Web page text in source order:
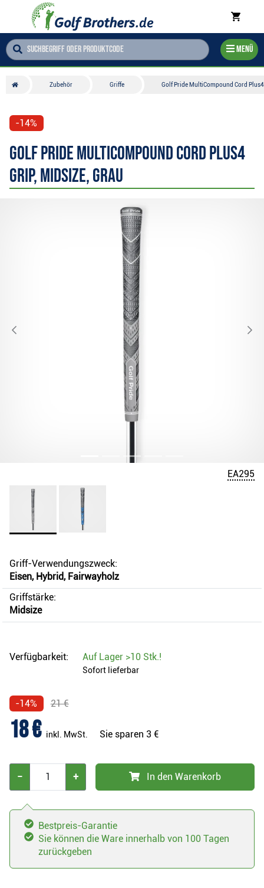
Menü
Zubehör Griffe Golf Pride MultiCompound Cord
-14%
Golf Pride MultiCompound Cord Plus4
Grip, MIDSIZE, grau
EA295
Griff-Verwendungszweck:
Eisen, Hybrid, Fairwayholz
Griffstärke:
Midsize
Verfügbarkeit: Auf Lager >10 Stk.!
Sofort lieferbar
-14% 21 €
18 € inkl. MwSt. Sie sparen 3 €
− + In den Warenkorb
Bestpreis-Garantie
Sie können die Ware innerhalb von 100 Tagen
zurückgeben